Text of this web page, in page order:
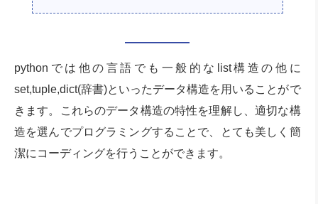
pythonでは他の言語でも一般的なlist構造の他に
set,tuple,dict(辞書)といったデータ構造を用いることがで
きます。これらのデータ構造の特性を理解し、適切な構
造を選んでプログラミングすることで、とても美しく簡
潔にコーディングを行うことができます。